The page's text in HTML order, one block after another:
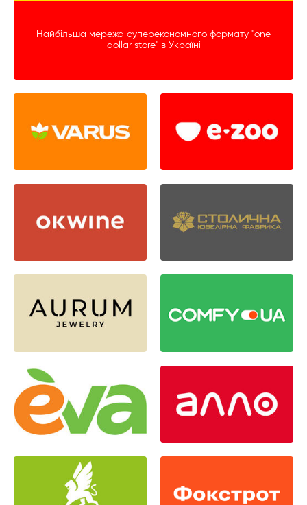
Найбільша мережа суперекономного формату "one
dollar store" в Україні